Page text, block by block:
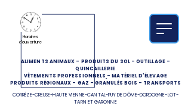
ALIMENTS ANIMAUX - PRODUITS DU SOL-OUTILLAGE-
QUINCAILLERIE
VÊTEMENTS PROFESSIONNELS -MATÉRIEL D'ÉLEVAGE
PRODUITS RÉGIONAUX - GAZ -GRANULÉS BOIS - TRANSPORTS
CORRÈZE-CREUSE-HAUTE VIENNE-CANTAL-PUY DE DÔME-DORDOGNE-LOT-
TARN ET GARONNE
Horaires
d'ouverture